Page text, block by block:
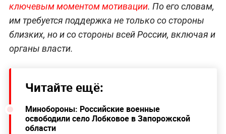
ключевым моментом мотивации. По его словам,
им требуется поддержка не только со стороны
близких, но и со стороны всей России, включая и
органы власти.
Читайте ещё:
Минобороны: Российские военные
освободили село Лобковое в Запорожской
области